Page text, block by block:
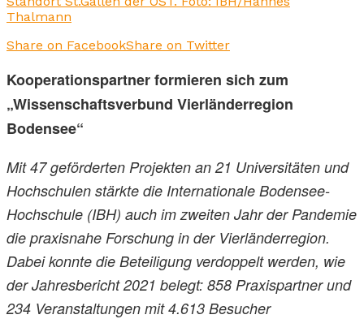
Thalmann
Share on FacebookShare on Twitter
Kooperationspartner formieren sich zum
„Wissenschaftsverbund Vierländerregion
Bodensee“
Mit 47 geförderten Projekten an 21 Universitäten und
Hochschulen stärkte die Internationale Bodensee-
Hochschule (IBH) auch im zweiten Jahr der Pandemie
die praxisnahe Forschung in der Vierländerregion.
Dabei konnte die Beteiligung verdoppelt werden, wie
der Jahresbericht 2021 belegt: 858 Praxispartner und
234 Veranstaltungen mit 4.613 Besucher